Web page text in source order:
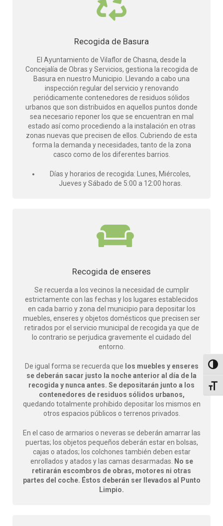
Recogida de Basura
El Ayuntamiento de Vilaflor de Chasna, desde la
Concejalía de Obras y Servicios, gestiona la recogida de
Basura en nuestro Municipio. Llevando a cabo una
inspección regular del servicio y renovando
periódicamente contenedores de residuos sólidos
urbanos que son distribuidos en aquellos puntos donde
sea necesario reponer los que se encuentran en mal
estado así como procediendo a la instalación en otras
zonas nuevas que precisen de ellos. Cubriendo de esta
forma la demanda y necesidades, tanto de la zona
casco como de los diferentes barrios.
Días y horarios de recogida: Lunes, Miércoles,
Jueves y Sábado de 5:00 a 12:00 horas.
Recogida de enseres
Se recuerda a los vecinos la necesidad de cumplir
estrictamente con las fechas y los lugares establecidos
en cada barrio y zona del municipio para depositar los
muebles, enseres y objetos domésticos que precisen ser
retirados por el servicio municipal de recogida ya que de
lo contrario se perjudica gravemente el cuidado del
entorno.
De igual forma se recuerda que los muebles y enseres
se deberán sacar justo la noche anterior al día de la
recogida y nunca antes. Se depositarán junto a los
contenedores de residuos sólidos urbanos,
quedando totalmente prohibido depositar los mismos en
otros espacios públicos o terrenos privados.
En el caso de armarios o neveras se deberán amarrar las
puertas; los objetos pequeños deberán estar en bolsas,
cajas o atados; los colchones también deben estar
enrollados y atados y las camas desarmadas.
No se
retirarán escombros de obras, motores ni otras
partes del coche. Éstos deberán ser llevados al Punto
Limpio.